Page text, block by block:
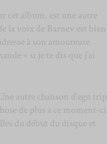
cet album, est une autre
la voix de Barnev est bien
à son amoureuse
« si je te dis que j’ai
autre chanson d’ego trip
de plus à ce moment-ci
du début du disque et